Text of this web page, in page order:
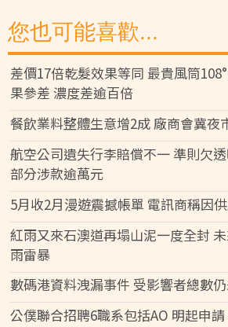
您也可能喜歡...
差價17倍乾髮效果等同 最貴風筒
果參差 濃度差逾百倍
餐飲業料整體生意增2成 廠商會冀夜
航空公司遺失行李賠償不一 準則欠
部分涉款逾萬元
5月收2月漫遊震撼帳單 電訊商稱因
紅雨又來石澳道再塌山泥一度全封
雨雷暴
數碼港資料洩漏事件 受影響者總數
公僕聯合招聘6職系包括AO 明起申